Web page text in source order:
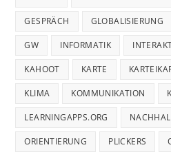
GESPRÄCH GLOBALISIERUNG
GW INFORMATIK
KAHOOT KARTE
KLIMA KOMMUNIKATION
LEARNINGAPPS.ORG
ORIENTIERUNG PLICKERS